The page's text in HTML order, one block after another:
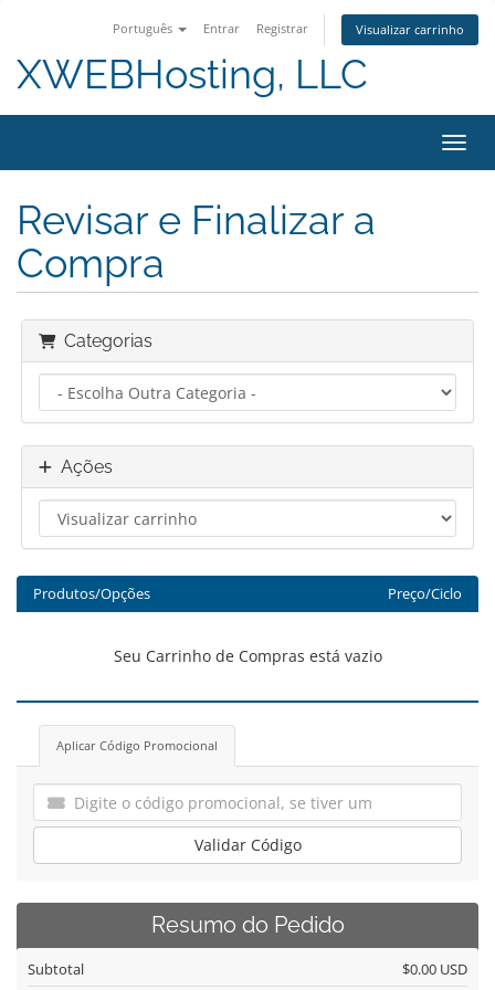
Português Entrar Registrar Visualizar carrinho
XWEBHosting, LLC
Revisar e Finalizar a
Compra
Categorias
Ações
Produtos/Opções Preço/Ciclo
Seu Carrinho de Compras está vazio
Aplicar Código Promocional
Validar Código
Resumo do Pedido
Subtotal $0.00 USD